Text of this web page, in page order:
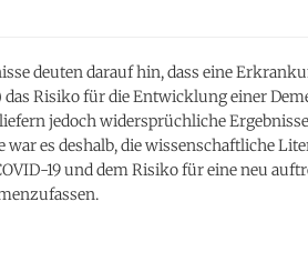
deuten darauf hin, dass eine
das Risiko für die Entwicklung einer
jedoch widersprüchliche
es deshalb, die wissenschaftliche
19 und dem Risiko für eine neu